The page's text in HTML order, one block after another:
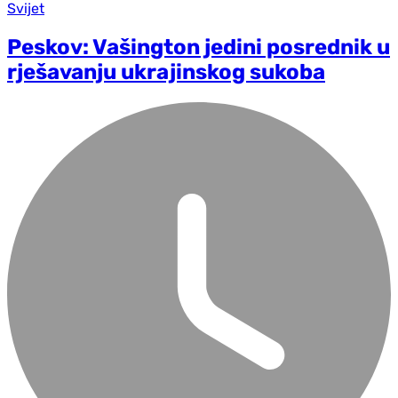
Svijet
Peskov: Vašington jedini posrednik u
rješavanju ukrajinskog sukoba